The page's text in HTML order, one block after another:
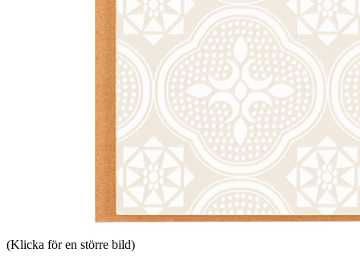
(Klicka för en större bild)